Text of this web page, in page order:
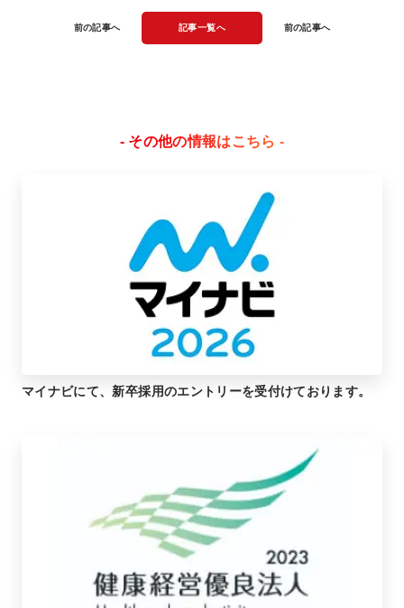
前の記事へ 記事一覧へ 前の記事へ
- その他の情報はこちら -
マイナビにて、新卒採用のエントリーを受付けております。